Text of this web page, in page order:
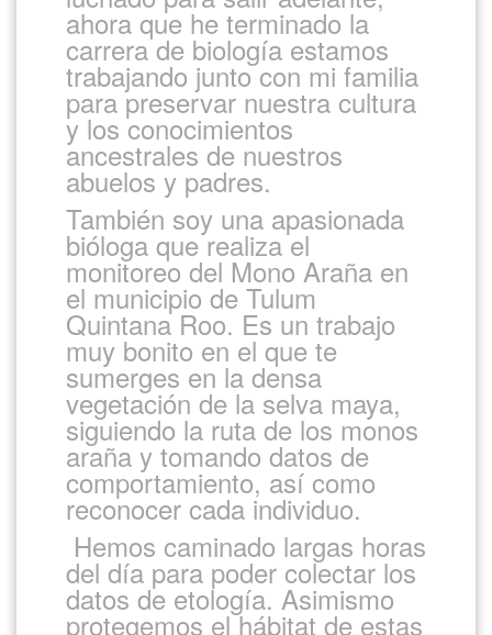
ahora que he terminado la
carrera de biología estamos
trabajando junto con mi familia
para preservar nuestra cultura
y los conocimientos
ancestrales de nuestros
abuelos y padres.
También soy una apasionada
bióloga que realiza el
monitoreo del Mono Araña en
el municipio de Tulum
Quintana Roo. Es un trabajo
muy bonito en el que te
sumerges en la densa
vegetación de la selva maya,
siguiendo la ruta de los monos
araña y tomando datos de
comportamiento, así como
reconocer cada individuo.
Hemos caminado largas horas
del día para poder colectar los
datos de etología. Asimismo
protegemos el hábitat de estas